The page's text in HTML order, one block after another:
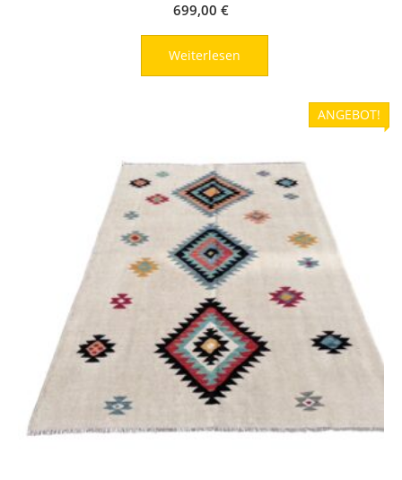
699,00 €
Weiterlesen
ANGEBOT!